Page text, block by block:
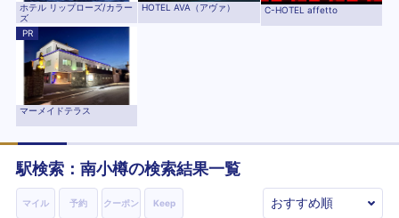
ホテル リップローズ/カラー
ズ
HOTEL AVA（アヴァ） C-HOTEL affetto
PR
マーメイドテラス
駅検索： 南小樽の検索結果一覧
マイル 予約 クーポン Keep